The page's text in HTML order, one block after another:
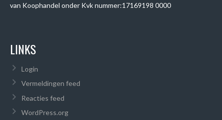
van Koophandel onder Kvk nummer:17169198 0000
LINKS
Login
Vermeldingen feed
Reacties feed
WordPress.org